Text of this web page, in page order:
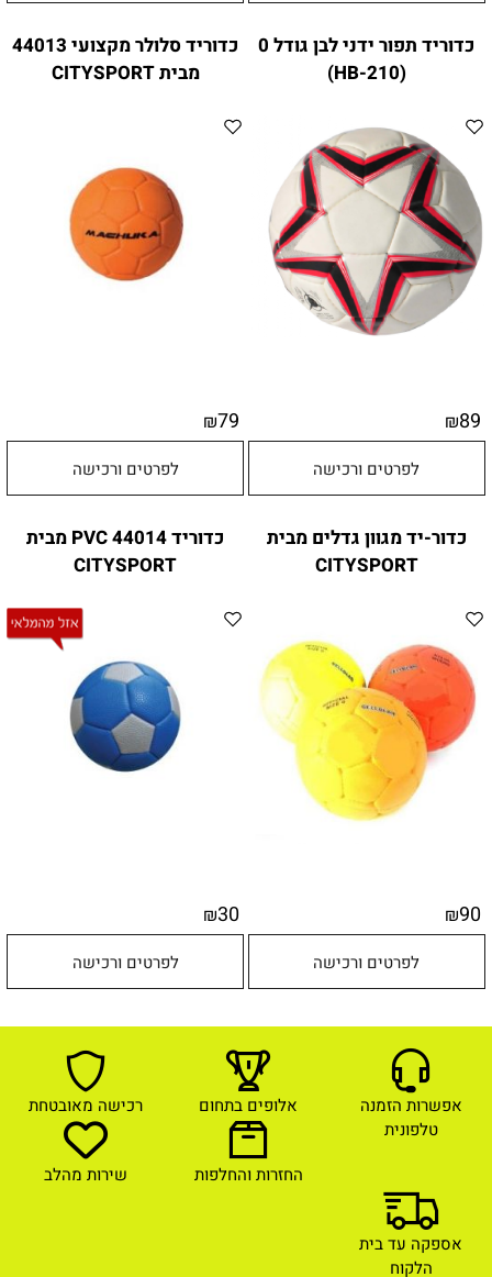
כדוריד תפור ידני לבן גודל 0
(HB-210)
₪89
לפרטים ורכישה
כדוריד סלולר מקצועי 44013
מבית CITYSPORT
₪79
לפרטים ורכישה
כדור-יד מגוון גדלים מבית
CITYSPORT
₪90
לפרטים ורכישה
כדוריד PVC 44014 מבית
CITYSPORT
₪30
לפרטים ורכישה
אפשרות הזמנה
טלפונית
אלופים בתחום רכישה מאובטחת
החזרות והחלפות שירות מהלב
אספקה עד בית
הלקוח